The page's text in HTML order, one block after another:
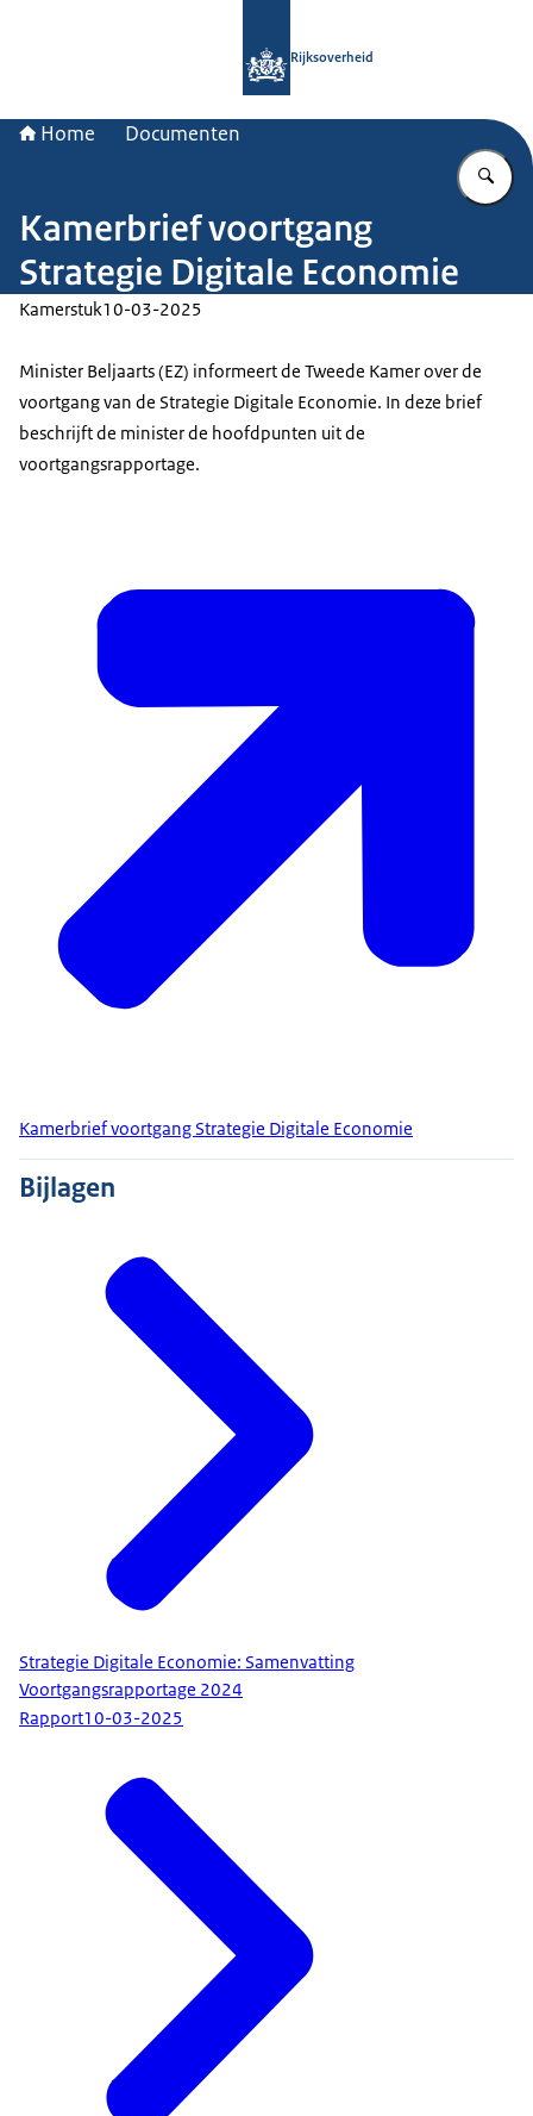
Rijksoverheid
Home Documenten
Kamerbrief voortgang
Strategie Digitale Economie
Kamerstuk10-03-2025
Minister Beljaarts (EZ) informeert de Tweede Kamer over de
voortgang van de Strategie Digitale Economie. In deze brief
beschrijft de minister de hoofdpunten uit de
voortgangsrapportage.
Kamerbrief voortgang Strategie Digitale Economie
Bijlagen
Strategie Digitale Economie: Samenvatting
Voortgangsrapportage 2024
Rapport10-03-2025